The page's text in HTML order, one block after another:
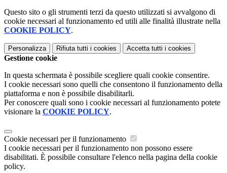
Questo sito o gli strumenti terzi da questo utilizzati si avvalgono di
cookie necessari al funzionamento ed utili alle finalità illustrate nella
COOKIE POLICY.
Personalizza Rifiuta tutti i cookies Accetta tutti i cookies
Gestione cookie
In questa schermata è possibile scegliere quali cookie consentire.
I cookie necessari sono quelli che consentono il funzionamento della
piattaforma e non è possibile disabilitarli.
Per conoscere quali sono i cookie necessari al funzionamento potete
visionare la COOKIE POLICY.
Cookie necessari per il funzionamento
I cookie necessari per il funzionamento non possono essere
disabilitati. È possibile consultare l'elenco nella pagina della cookie
policy.